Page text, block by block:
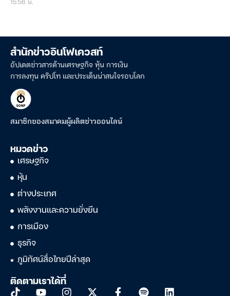
สำนักข่าวอินโฟเควสท์
อัปเดตข่าวสารด้านเศรษฐกิจ หุ้น การเงิน
การลงทุน คริปโท และประเด็นน่าสนใจรอบโลก
สมาชิกของสมาคมผู้ผลิตข่าวออนไลน์
หมวดข่าว
เศรษฐกิจ
หุ้น
ต่างประเทศ
พลังงานและความยั่งยืน
การเมือง
ธุรกิจ
ภูมิทัศน์สื่อไทยปีล่าสุด
ติดตามเราได้ที่